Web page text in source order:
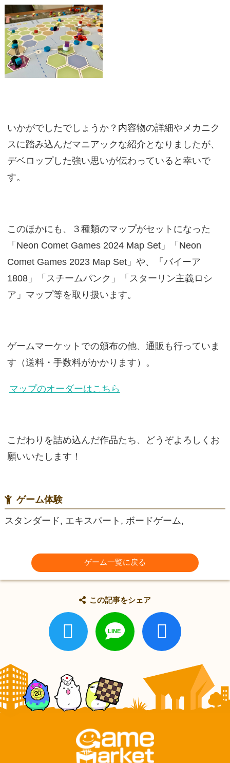
いかがでしたでしょうか？内容物の詳細やメカニク
スに踏み込んだマニアックな紹介となりましたが、
デベロップした強い思いが伝わっていると幸いで
す。
このほかにも、３種類のマップがセットになった
「Neon Comet Games 2024 Map Set」「Neon
Comet Games 2023 Map Set」や、「バイーア
1808」「スチームパンク」「スターリン主義ロシ
ア」マップ等を取り扱います。
ゲームマーケットでの頒布の他、通販も行っていま
す（送料・手数料がかかります）。
マップのオーダーはこちら
こだわりを詰め込んだ作品たち、どうぞよろしくお
願いいたします！
ゲーム体験
スタンダード, エキスパート, ボードゲーム,
ゲーム一覧に戻る
この記事をシェア